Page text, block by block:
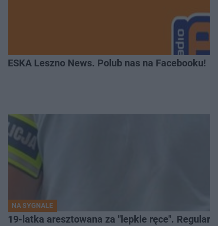
ESKA Leszno News. Polub nas na Facebooku!
NA SYGNALE
19-latka aresztowana za "lepkie ręce".